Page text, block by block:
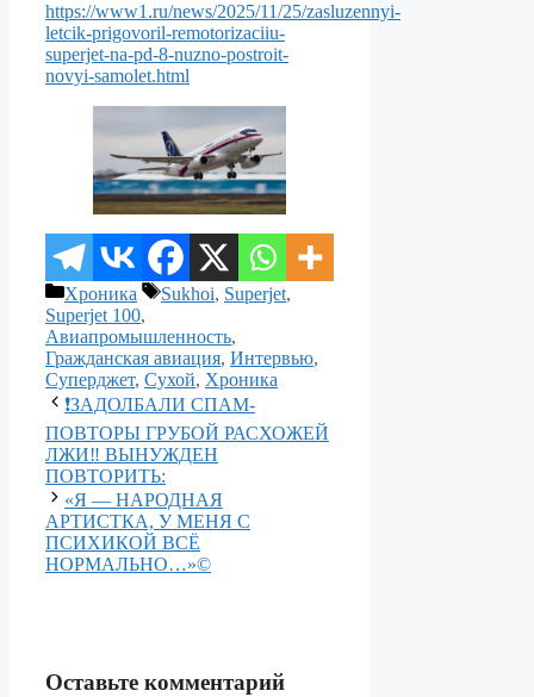
https://www1.ru/news/2025/11/25/zasluzennyi-
letcik-prigovoril-remotorizaciiu-
superjet-na-pd-8-nuzno-postroit-
novyi-samolet.html
Рубрики
Хроника Метки
Sukhoi, Superjet,
Superjet 100,
Авиапромышленность,
Гражданская авиация, Интервью,
Суперджет, Сухой, Хроника
❗️ЗАДОЛБАЛИ СПАМ-
ПОВТОРЫ ГРУБОЙ РАСХОЖЕЙ
ЛЖИ‼️ ВЫНУЖДЕН
ПОВТОРИТЬ:
«Я — НАРОДНАЯ
АРТИСТКА, У МЕНЯ С
ПСИХИКОЙ ВСЁ
НОРМАЛЬНО…»©️
Оставьте комментарий